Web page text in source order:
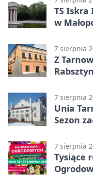
TS Iskra
w
7 sierpnia
Z
Rabsztyn
7 sierpnia
Unia
Sezon
7 sierpnia
Tysiące